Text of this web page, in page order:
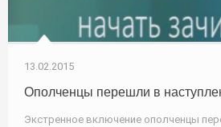
13.02.2015
Ополченцы перешли в
Экстренное включение ополченцы